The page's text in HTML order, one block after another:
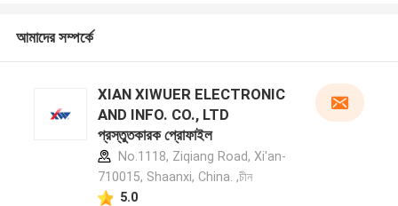
আমাদের সম্পর্কে
XIAN XIWUER ELECTRONIC
AND INFO. CO., LTD
প্রস্তুতকারক প্রোফাইল
No.1118, Ziqiang Road, Xi'an-
710015, Shaanxi, China. ,চীন
5.0